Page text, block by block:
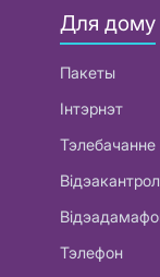
Для дому
Пакеты
Інтэрнэт
Тэлебачанне
Тэлефон